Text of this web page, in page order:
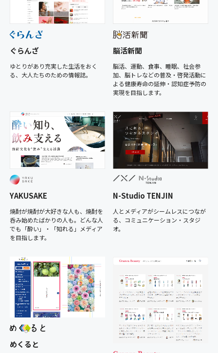
ぐらんざ
ゆとりがあり充実した生活をおく
る、大人たちのための情報誌。
脳活新聞
脳活、運動、食事、睡眠、社会参
加、脳トレなどの普及・啓発活動に
よる健康寿命の延伸・認知症予防の
実現を目指します。
YAKUSAKE
焼酎が焼酎が大好きな人も、焼酎を
呑み始めたばかりの人も。どんな人
でも「酔い」・「知れる」メディア
を目指します。
N-Studio TENJIN
人とメディアがシームレスにつなが
る、コミュニケーション・スタジ
オ。
めくると